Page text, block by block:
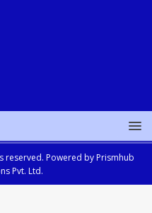
reserved. Powered by Prismhub
Pvt. Ltd.